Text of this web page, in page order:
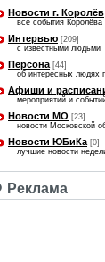
Новости г. Королёв
все события Королёва
Интервью [209]
с известными людьми
Персона [44]
об интересных людях
Афиши и
мероприятий и
Новости МО [23]
новости Московской
Новости ЮБиКа [0]
лучшие новости
Реклама